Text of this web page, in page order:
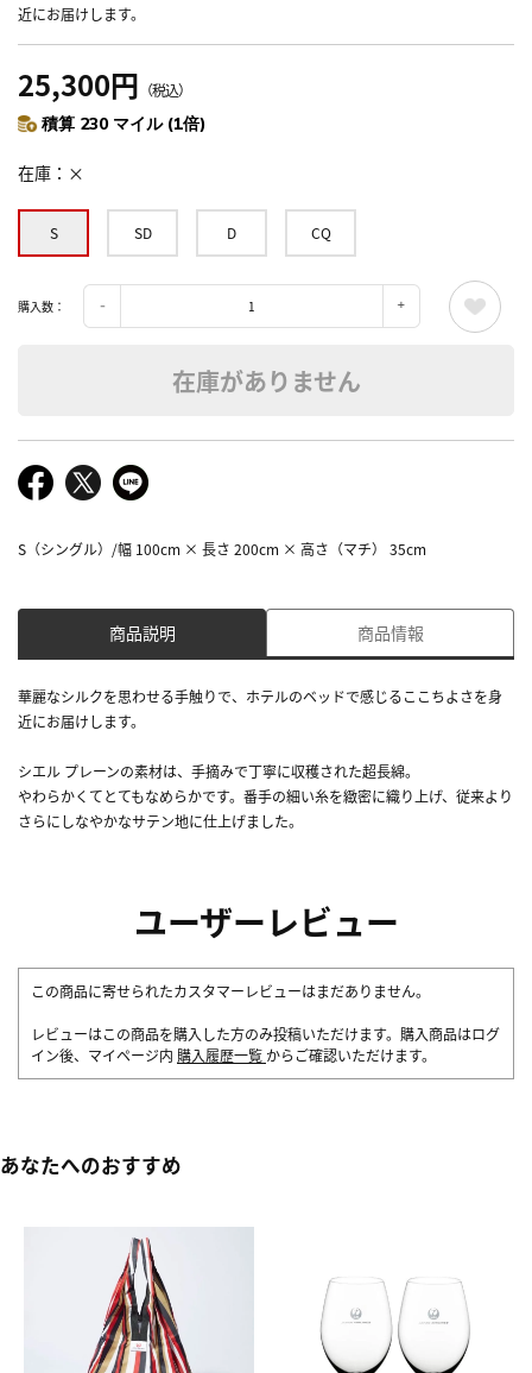
近にお届けします。
25,300円 （税込）
積算 230 マイル (1倍)
在庫 ×
S SD D CQ
購入数：
在庫がありません
S（シングル）/幅 100cm × 長さ 200cm × 高さ（マチ） 35cm
商品説明 商品情報
華麗なシルクを思わせる手触りで、ホテルのベッドで感じるここちよさを身
近にお届けします。
シエル プレーンの素材は、手摘みで丁寧に収穫された超長綿。
やわらかくてとてもなめらかです。番手の細い糸を緻密に織り上げ、従来より
さらにしなやかなサテン地に仕上げました。
ユーザーレビュー
この商品に寄せられたカスタマーレビューはまだありません。
レビューはこの商品を購入した方のみ投稿いただけます。購入商品はログ
イン後、マイページ内 購入履歴一覧 からご確認いただけます。
あなたへのおすすめ